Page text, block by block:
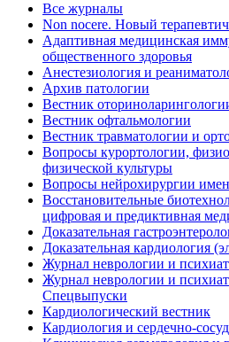
Все журналы
Non nocere. Новый
Адаптивная медицинская
общественного здоровья
Анестезиология и
Архив патологии
Вестник
Вестник офтальмологии
Вестник травматологии и
Вопросы курортологии,
физической культуры
Вопросы нейрохирургии
Восстановительные
цифровая и предиктивная
Доказательная
Доказательная кардиология
Журнал неврологии и
Журнал неврологии и
Спецвыпуски
Кардиологический вестник
Кардиология и сердечно-